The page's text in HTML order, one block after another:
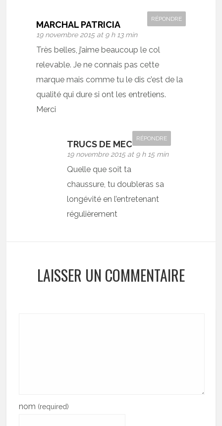
MARCHAL PATRICIA
19 novembre 2015 at 9 h 13 min
RÉPONDRE
Très belles, j’aime beaucoup le col
relevable. Je ne connais pas cette
marque mais comme tu le dis c’est de la
qualité qui dure si ont les entretiens.
Merci
TRUCS DE MEC
19 novembre 2015 at 9 h 15 min
RÉPONDRE
Quelle que soit ta
chaussure, tu doubleras sa
longévité en l’entretenant
régulièrement
LAISSER UN COMMENTAIRE
nom (required)